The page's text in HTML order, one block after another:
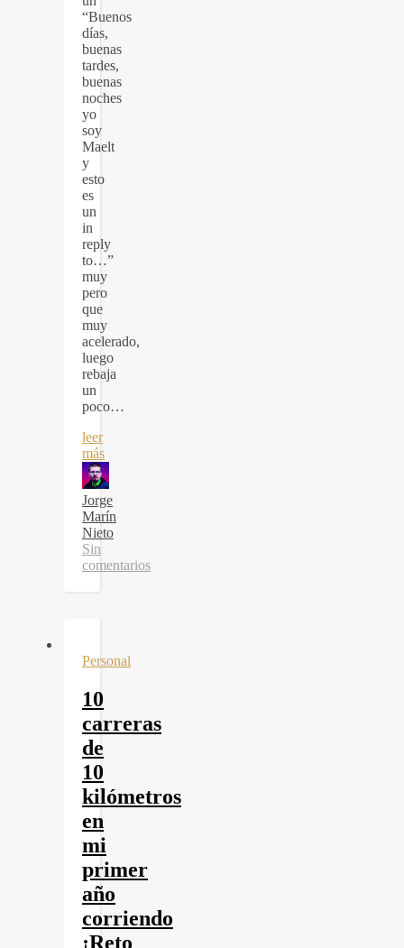
“Buenos
días,
buenas
tardes,
buenas
noches
yo
soy
Maelt
y
esto
es
un
in
reply
to…”
muy
pero
que
muy
acelerado,
luego
rebaja
un
poco…
leer
más
Jorge
Marín
Nieto
Sin
comentarios
Personal
10
carreras
de
10
kilómetros
en
mi
primer
año
corriendo
¡Reto